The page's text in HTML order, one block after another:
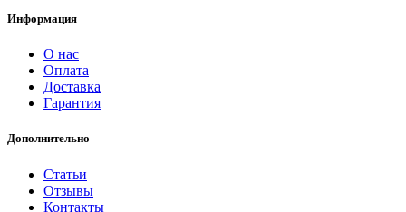
Информация
О нас
Оплата
Доставка
Гарантия
Дополнительно
Статьи
Отзывы
Контакты